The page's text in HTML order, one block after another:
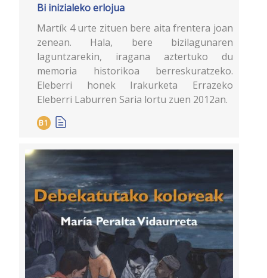
Bi inizialeko erlojua
Martík 4 urte zituen bere aita frentera joan
zenean. Hala, bere bizilagunaren
laguntzarekin, iragana aztertuko du
memoria historikoa berreskuratzeko.
Eleberri honek Irakurketa Errazeko
Eleberri Laburren Saria lortu zuen 2012an.
B1